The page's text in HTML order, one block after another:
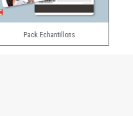
Pack Echantillons